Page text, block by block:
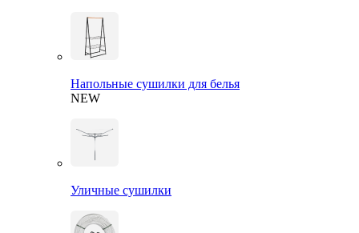
Напольные сушилки для белья
NEW
Уличные сушилки